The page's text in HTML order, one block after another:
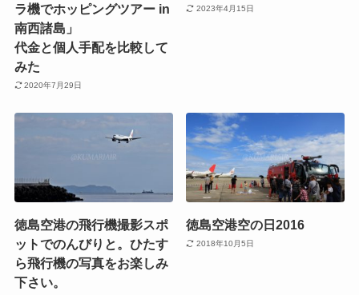
ラ機でホッピングツアー in
南西諸島」
代金と個人手配を比較して
みた
2020年7月29日
2023年4月15日
徳島空港の飛行機撮影スポ
ットでのんびりと。ひたす
ら飛行機の写真をお楽しみ
下さい。
徳島空港空の日2016
2018年10月5日